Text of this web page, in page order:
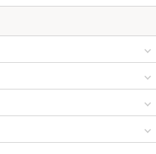
ミライザカ 湯田温泉店
徳山店